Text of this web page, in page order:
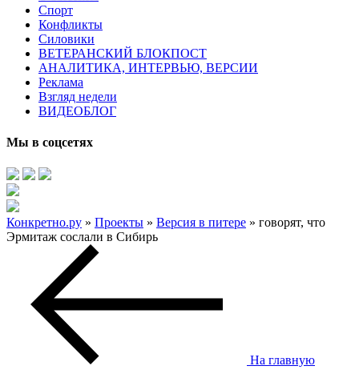
Спорт
Конфликты
Силовики
ВЕТЕРАНСКИЙ БЛОКПОСТ
АНАЛИТИКА, ИНТЕРВЬЮ, ВЕРСИИ
Реклама
Взгляд недели
ВИДЕОБЛОГ
Мы в соцсетях
Конкретно.ру » Проекты » Версия в питере » говорят, что
Эрмитаж сослали в Сибирь
На главную